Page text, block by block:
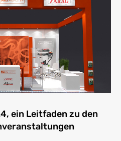
ein Leitfaden zu den